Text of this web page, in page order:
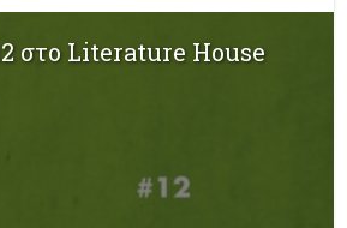
στο Literature House